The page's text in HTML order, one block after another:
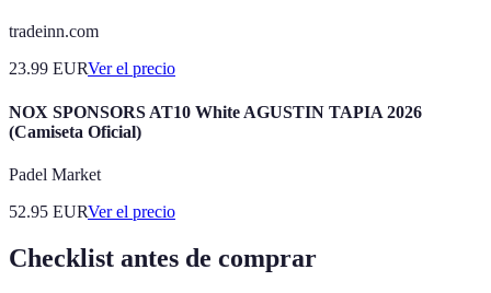
tradeinn.com
23.99 EURVer el precio
NOX SPONSORS AT10 White AGUSTIN TAPIA 2026
(Camiseta Oficial)
Padel Market
52.95 EURVer el precio
Checklist antes de comprar